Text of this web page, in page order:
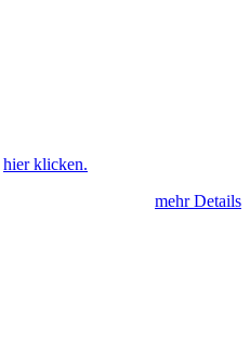
hier klicken.
mehr Details